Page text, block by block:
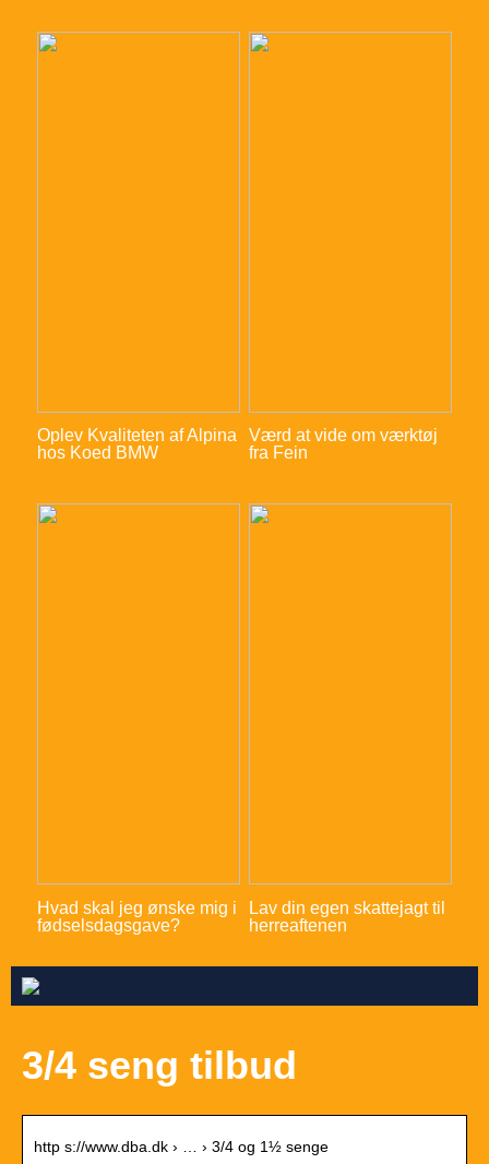
Oplev Kvaliteten af Alpina
hos Koed BMW
Værd at vide om værktøj
fra Fein
Hvad skal jeg ønske mig i
fødselsdagsgave?
Lav din egen skattejagt til
herreaftenen
3/4 seng tilbud
http s://www.dba.dk › … › 3/4 og 1½ senge